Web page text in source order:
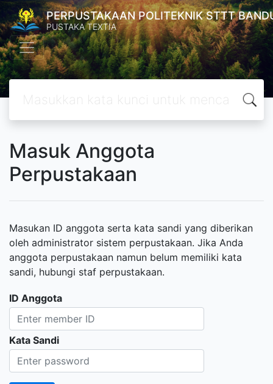
PERPUSTAKAAN POLITEKNIK STTT
PUSTAKA TEXTIA
Masuk Anggota
Perpustakaan
Masukan ID anggota serta kata sandi yang diberikan
oleh administrator sistem perpustakaan. Jika Anda
anggota perpustakaan namun belum memiliki kata
sandi, hubungi staf perpustakaan.
ID Anggota
Kata Sandi